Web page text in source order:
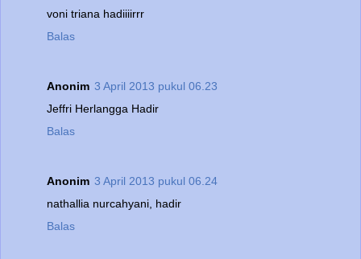
voni triana hadiiiirrr
Balas
Anonim 3 April 2013 pukul 06.23
Jeffri Herlangga Hadir
Balas
Anonim 3 April 2013 pukul 06.24
nathallia nurcahyani, hadir
Balas